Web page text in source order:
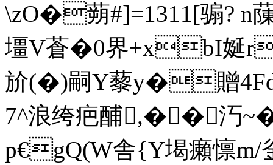
\zO�蒴#]=1311[骟? n
壃V蒼�0界+xbI娫
斺(� )嗣Y藜y�贈
7^浪绔疤酺,�� 汅
p€gQ(W舎{Y堨癩懔m/